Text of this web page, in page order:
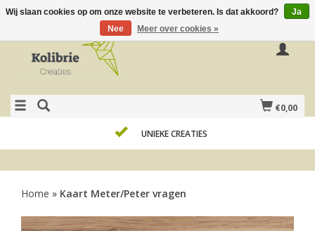
€0,00
UNIEKE CREATIES
Home » Kaart Meter/Peter vragen
Wij slaan cookies op om onze website te verbeteren. Is dat akkoord?
Ja
Nee
Meer over cookies »